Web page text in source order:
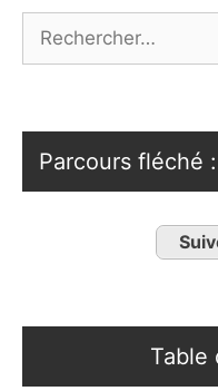
Parcours fléché
Table